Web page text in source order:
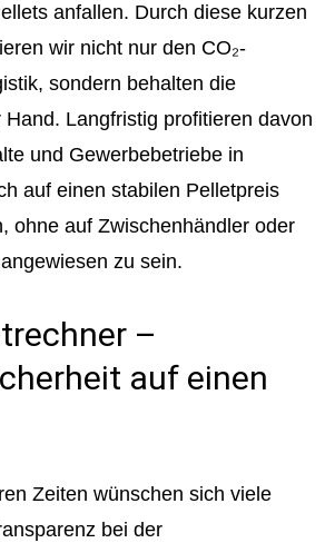
anfallen. Durch diese kurzen
wir nicht nur den CO₂-
sondern behalten die
Langfristig profitieren davon
und Gewerbebetriebe in
auf einen stabilen Pelletpreis
ohne auf Zwischenhändler oder
zu sein.
–
auf einen
Zeiten wünschen sich viele
bei der